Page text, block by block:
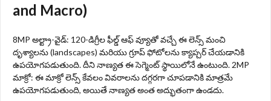
and Macro)
8MP అల్ట్రా-వైడ్: 120-డిగ్రీల ఫీల్డ్ ఆఫ్ వ్యూతో వచ్చే ఈ లెన్స్ మంచి
దృశ్యాలను (landscapes) మరియు గ్రూప్ ఫోటోలను క్యాప్చర్ చేయడానికి
ఉపయోగపడుతుంది. దీని నాణ్యత ఈ సెగ్మెంట్ స్థాయిలోనే ఉంటుంది. 2MP
మాక్రో: ఈ మాక్రో లెన్స్ కేవలం వివరాలను దగ్గరగా చూపడానికి మాత్రమే
ఉపయోగపడుతుంది, అయితే నాణ్యత అంత అద్భుతంగా ఉండదు.